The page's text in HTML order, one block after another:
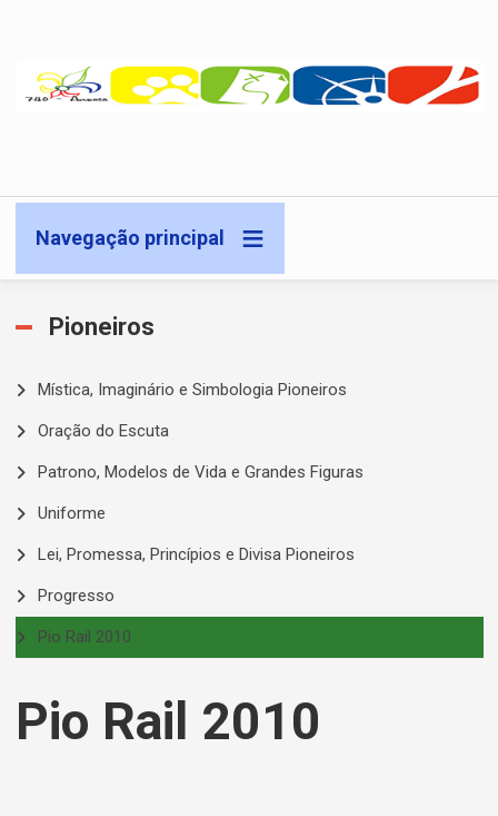
Navegação principal
Pio Rail 2010
Pioneiros
Mística, Imaginário e Simbologia Pioneiros
Oração do Escuta
Patrono, Modelos de Vida e Grandes Figuras
Uniforme
Lei, Promessa, Princípios e Divisa Pioneiros
Progresso
Pio Rail 2010